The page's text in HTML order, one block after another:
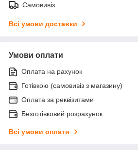
Самовивіз
Всі умови доставки
Умови оплати
Оплата на рахунок
Готівкою (самовивіз з магазину)
Оплата за реквізитами
Безготівковий розрахунок
Всі умови оплати